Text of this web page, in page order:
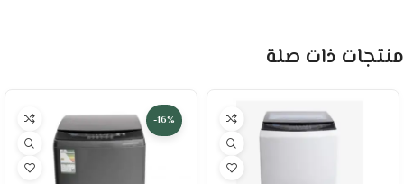
منتجات ذات صلة
-16%